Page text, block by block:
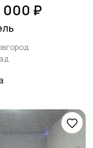
000 ₽